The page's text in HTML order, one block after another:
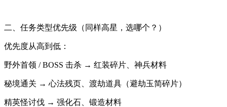
二、任务类型优先级（同样高星，选哪个？）
优先度从高到低：
野外首领 / BOSS 击杀 → 红装碎片、神兵材料
秘境通关 → 心法残页、渡劫道具（避劫玉简碎片）
精英怪讨伐 → 强化石、锻造材料